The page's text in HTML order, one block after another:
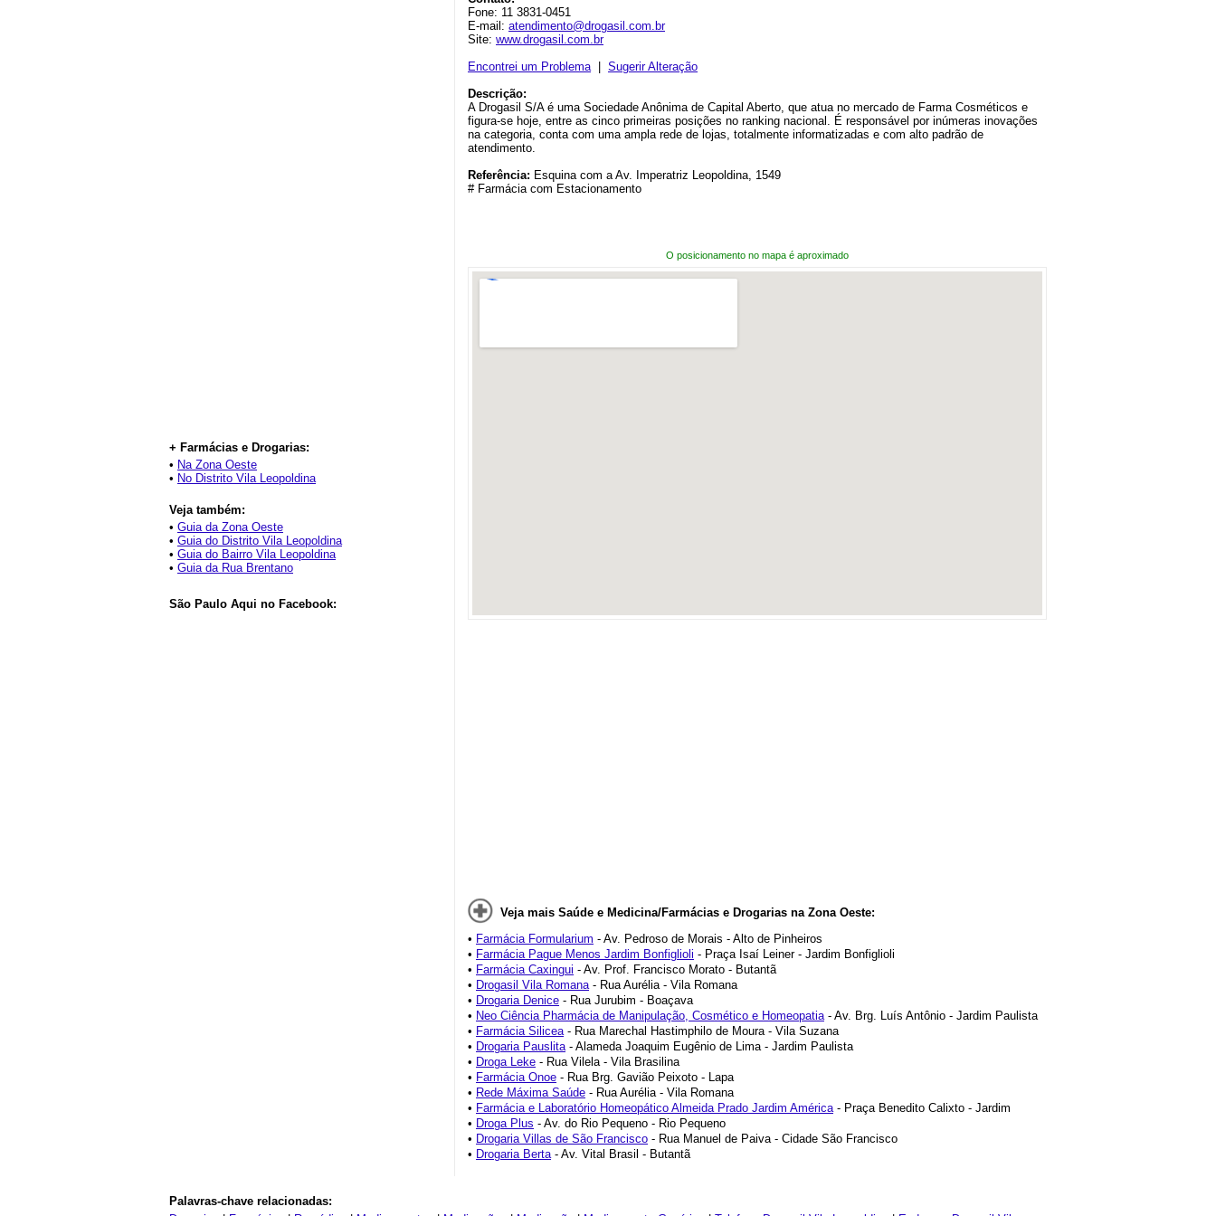
+ Farmácias e Drogarias:
• Na Zona Oeste
• No Distrito Vila Leopoldina
Veja também:
• Guia da Zona Oeste
• Guia do Distrito Vila Leopoldina
• Guia do Bairro Vila Leopoldina
• Guia da Rua Brentano
São Paulo Aqui no Facebook:
Fone: 11 3831-0451
E-mail: atendimento@drogasil.com.br
Site: www.drogasil.com.br
Encontrei um Problema| Sugerir Alteração
Descrição:
A Drogasil S/A é uma Sociedade Anônima de Capital Aberto, que atua no mercado de Farma Cosméticos e
figura-se hoje, entre as cinco primeiras posições no ranking nacional. É responsável por inúmeras inovações
na categoria, conta com uma ampla rede de lojas, totalmente informatizadas e com alto padrão de
atendimento.
Referência: Esquina com a Av. Imperatriz Leopoldina, 1549
# Farmácia com Estacionamento
O posicionamento no mapa é aproximado
Veja mais Saúde e Medicina/Farmácias e Drogarias na Zona Oeste:
• Farmácia Formularium - Av. Pedroso de Morais - Alto de Pinheiros
• Farmácia Pague Menos Jardim Bonfiglioli - Praça Isaí Leiner‎ - Jardim Bonfiglioli
• Farmácia Caxingui - Av. Prof. Francisco Morato - Butantã
• Drogasil Vila Romana- Rua Aurélia - Vila Romana
• Drogaria Denice - Rua Jurubim - Boaçava
• Neo Ciência Pharmácia de Manipulação, Cosmético e Homeopatia- Av. Brg. Luís Antônio - Jardim Paulista
• Farmácia Silicea- Rua Marechal Hastimphilo de Moura - Vila Suzana
• Drogaria Pauslita- Alameda Joaquim Eugênio de Lima - Jardim Paulista
• Droga Leke - Rua Vilela - Vila Brasilina
• Farmácia Onoe - Rua Brg. Gavião Peixoto - Lapa
• Rede Máxima Saúde - Rua Aurélia - Vila Romana
• Farmácia e Laboratório Homeopático Almeida Prado Jardim América- Praça Benedito Calixto - Jardim
América
• Droga Plus - Av. do Rio Pequeno - Rio Pequeno
• Drogaria Villas de São Francisco - Rua Manuel de Paiva - Cidade São Francisco
• Drogaria Berta- Av. Vital Brasil - Butantã
Palavras-chave relacionadas: